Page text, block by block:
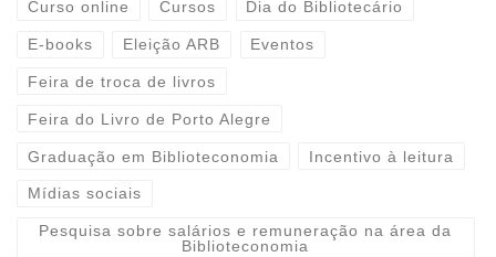
Curso online Cursos Dia do Bibliotecário
E-books Eleição ARB Eventos
Feira de troca de livros
Feira do Livro de Porto Alegre
Graduação em Biblioteconomia Incentivo à leitura
Mídias sociais
Pesquisa sobre salários e remuneração na área da
Biblioteconomia